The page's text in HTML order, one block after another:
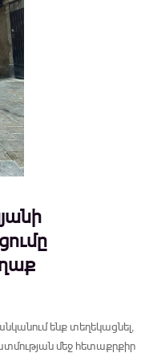
ենք տեղեկացնել,
մեջ հետաքրքիր